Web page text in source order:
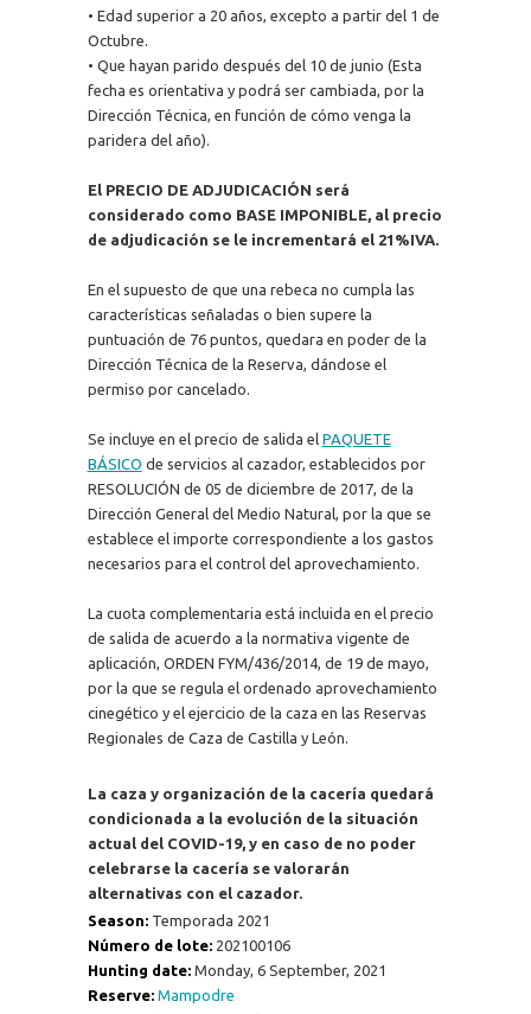
• Edad superior a 20 años, excepto a partir del 1 de
Octubre.
• Que hayan parido después del 10 de junio (Esta
fecha es orientativa y podrá ser cambiada, por la
Dirección Técnica, en función de cómo venga la
paridera del año).
El PRECIO DE ADJUDICACIÓN será
considerado como BASE IMPONIBLE, al precio
de adjudicación se le incrementará el 21%IVA.
En el supuesto de que una rebeca no cumpla las
características señaladas o bien supere la
puntuación de 76 puntos, quedara en poder de la
Dirección Técnica de la Reserva, dándose el
permiso por cancelado.
Se incluye en el precio de salida el PAQUETE
BÁSICO de servicios al cazador, establecidos por
RESOLUCIÓN de 05 de diciembre de 2017, de la
Dirección General del Medio Natural, por la que se
establece el importe correspondiente a los gastos
necesarios para el control del aprovechamiento.
La cuota complementaria está incluida en el precio
de salida de acuerdo a la normativa vigente de
aplicación, ORDEN FYM/436/2014, de 19 de mayo,
por la que se regula el ordenado aprovechamiento
cinegético y el ejercicio de la caza en las Reservas
Regionales de Caza de Castilla y León.
La caza y organización de la cacería quedará
condicionada a la evolución de la situación
actual del COVID-19, y en caso de no poder
celebrarse la cacería se valorarán
alternativas con el cazador.
Season: Temporada 2021
Número de lote: 202100106
Hunting date: Monday, 6 September, 2021
Reserve: Mampodre